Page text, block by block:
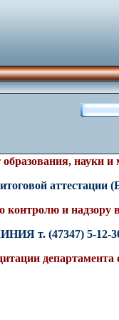
образования, науки
итоговой аттестации
контролю и надзору
т. (47347) 5-12-
департамента